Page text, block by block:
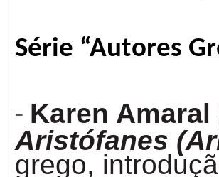
Série “Autores
- Karen
Aristófanes
grego, introdu